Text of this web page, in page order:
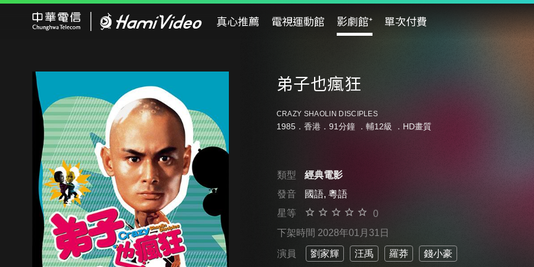
真心推薦 電視運動館 影劇館⁺ 單次付費
弟子也瘋狂
CRAZY SHAOLIN DISCIPLES
1985．香港．91分鐘 ． 輔12級 ．HD畫質
類型
經典電影
發音
國語, 粵語
星等
0
下架時間 2028年01月31日
演員 劉家輝 汪禹 羅莽 錢小豪